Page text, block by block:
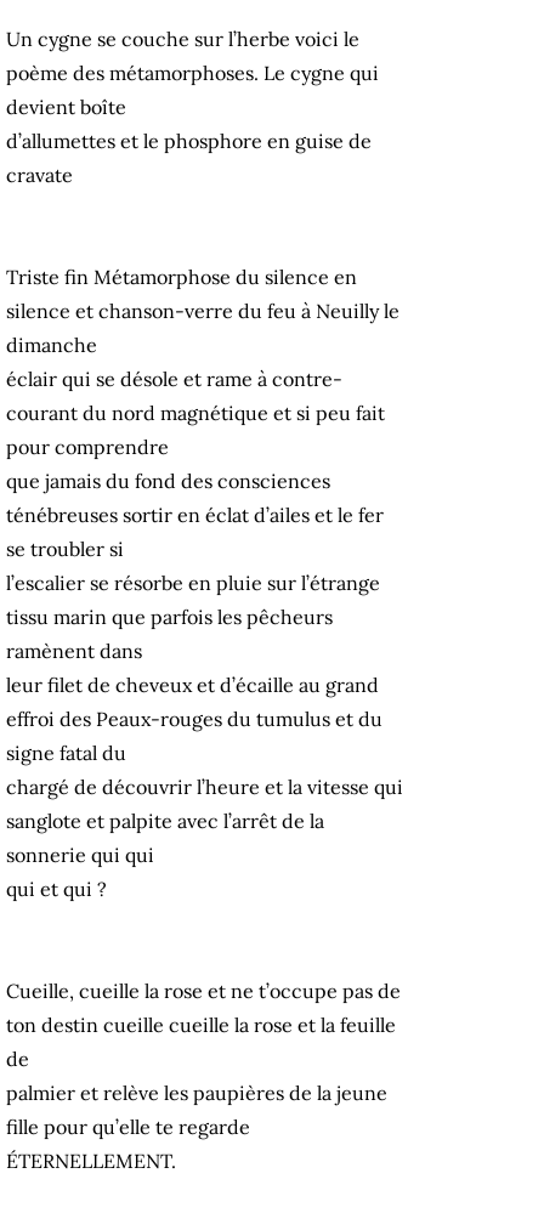
Un cygne se couche sur l’herbe voici le
poème des métamorphoses. Le cygne qui
devient boîte
d’allumettes et le phosphore en guise de
cravate
Triste fin Métamorphose du silence en
silence et chanson-verre du feu à Neuilly le
dimanche
éclair qui se désole et rame à contre-
courant du nord magnétique et si peu fait
pour comprendre
que jamais du fond des consciences
ténébreuses sortir en éclat d’ailes et le fer
se troubler si
l’escalier se résorbe en pluie sur l’étrange
tissu marin que parfois les pêcheurs
ramènent dans
leur filet de cheveux et d’écaille au grand
effroi des Peaux-rouges du tumulus et du
signe fatal du
chargé de découvrir l’heure et la vitesse qui
sanglote et palpite avec l’arrêt de la
sonnerie qui qui
qui et qui ?
Cueille, cueille la rose et ne t’occupe pas de
ton destin cueille cueille la rose et la feuille
de
palmier et relève les paupières de la jeune
fille pour qu’elle te regarde
ÉTERNELLEMENT.